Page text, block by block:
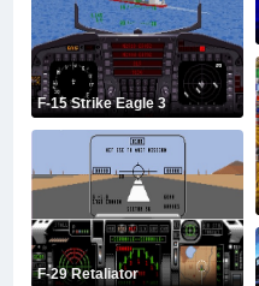
F-15 Strike Eagle 3
F-29 Retaliator